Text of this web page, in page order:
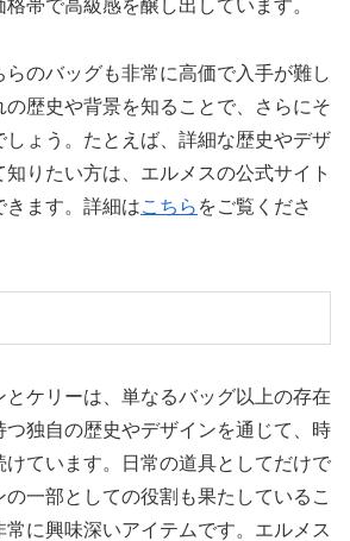
帯で高級感を醸し出しています。
らのバッグも非常に高価で入手が難し
の歴史や背景を知ることで、さらにそ
しょう。たとえば、詳細な歴史やデザ
りたい方は、エルメスの公式サイト
きます。詳細はこちら をご覧くださ
とケリーは、単なるバッグ以上の存在
つ独自の歴史やデザインを通じて、時
けています。日常の道具としてだけで
一部としての役割も果たしているこ
に興味深いアイテムです。エルメス